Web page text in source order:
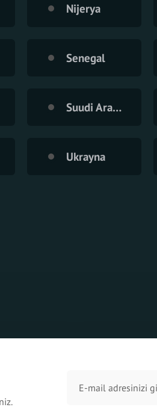
Nijerya
Senegal
Suudi Arabistan
Ukrayna